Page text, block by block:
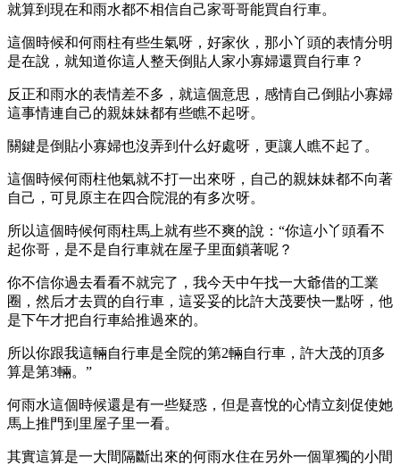
就算到現在和雨水都不相信自己家哥哥能買自行車。
這個時候和何雨柱有些生氣呀，好家伙，那小丫頭的表情分明
是在說，就知道你這人整天倒貼人家小寡婦還買自行車？
反正和雨水的表情差不多，就這個意思，感情自己倒貼小寡婦
這事情連自己的親妹妹都有些瞧不起呀。
關鍵是倒貼小寡婦也沒弄到什么好處呀，更讓人瞧不起了。
這個時候何雨柱他氣就不打一出來呀，自己的親妹妹都不向著
自己，可見原主在四合院混的有多次呀。
所以這個時候何雨柱馬上就有些不爽的說：“你這小丫頭看不
起你哥，是不是自行車就在屋子里面鎖著呢？
你不信你過去看看不就完了，我今天中午找一大爺借的工業
圈，然后才去買的自行車，這妥妥的比許大茂要快一點呀，他
是下午才把自行車給推過來的。
所以你跟我這輛自行車是全院的第2輛自行車，許大茂的頂多
算是第3輛。”
何雨水這個時候還是有一些疑惑，但是喜悅的心情立刻促使她
馬上推門到里屋子里一看。
其實這算是一大間隔斷出來的何雨水住在另外一個單獨的小間